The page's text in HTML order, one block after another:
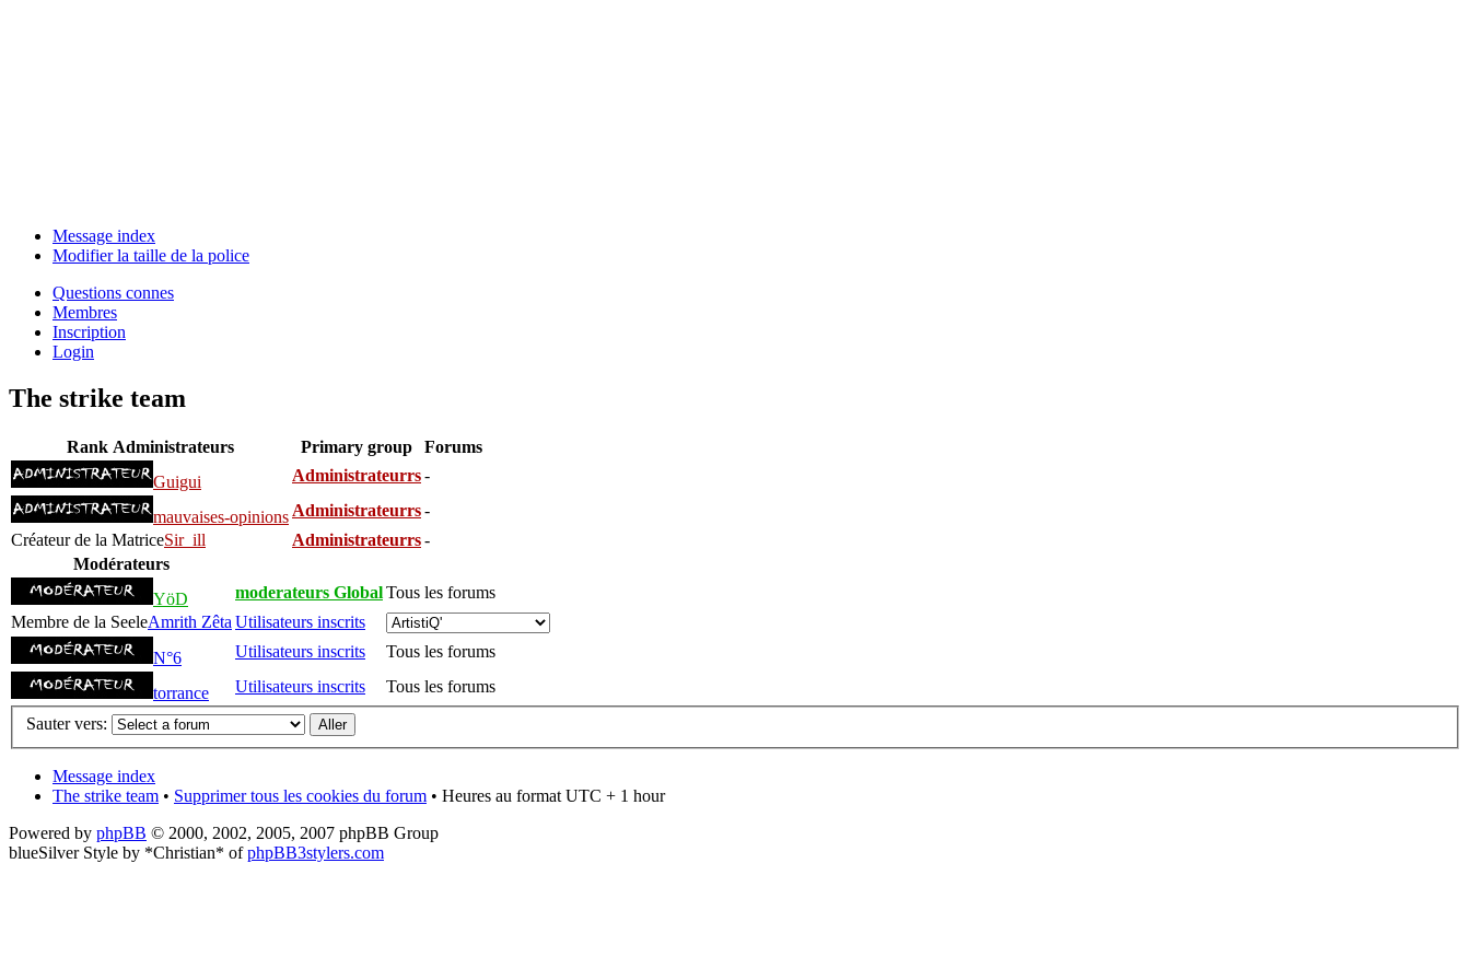
Message index
Modifier la taille de la police
Questions connes
Membres
Inscription
Login
The strike team
Rank Administrateurs Primary group
Forums
Guigui
Administrateurrs-
mauvaises-opinions Administrateurrs-
Créateur de la MatriceSir_ill Administrateurrs-
Modérateurs
YöD
moderateurs GlobalTous les forums
Membre de la SeeleAmrith Zêta Utilisateurs inscrits
N°6
Utilisateurs inscrits Tous les forums
torrance Utilisateurs inscrits Tous les forums
Sauter vers:
Message index
The strike team • Supprimer tous les cookies du forum • Heures au format UTC + 1 hour
Powered by phpBB © 2000, 2002, 2005, 2007 phpBB Group
blueSilver Style by *Christian* ofphpBB3stylers.com